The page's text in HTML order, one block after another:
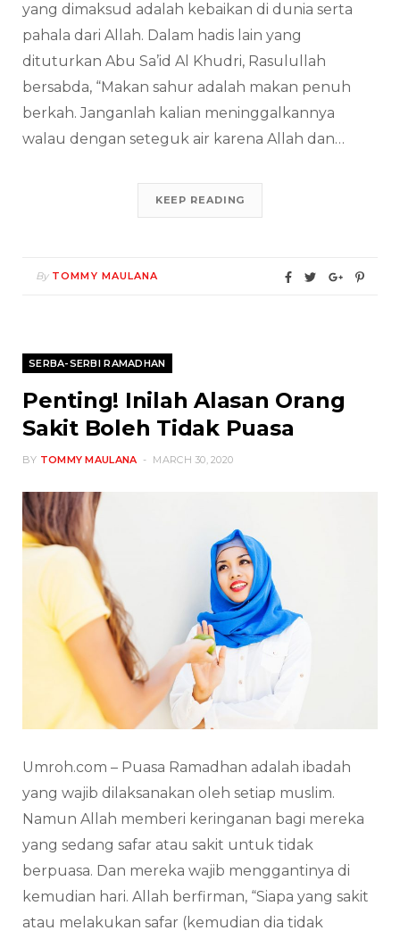
yang dimaksud adalah kebaikan di dunia serta
pahala dari Allah. Dalam hadis lain yang
dituturkan Abu Sa’id Al Khudri, Rasulullah
bersabda, “Makan sahur adalah makan penuh
berkah. Janganlah kalian meninggalkannya
walau dengan seteguk air karena Allah dan…
KEEP READING
By TOMMY MAULANA
SERBA-SERBI RAMADHAN
Penting! Inilah Alasan Orang
Sakit Boleh Tidak Puasa
BY TOMMY MAULANA MARCH 30, 2020
Umroh.com – Puasa Ramadhan adalah ibadah
yang wajib dilaksanakan oleh setiap muslim.
Namun Allah memberi keringanan bagi mereka
yang sedang safar atau sakit untuk tidak
berpuasa. Dan mereka wajib menggantinya di
kemudian hari. Allah berfirman, “Siapa yang sakit
atau melakukan safar (kemudian dia tidak